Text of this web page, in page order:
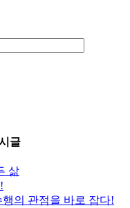
글
삶
행의 관점을 바로 잡다!